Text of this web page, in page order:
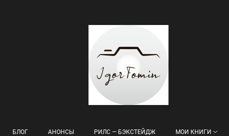
БЛОГ АНОНСЫ РИЛС — БЭКСТЕЙДЖ МОИ КНИГИ